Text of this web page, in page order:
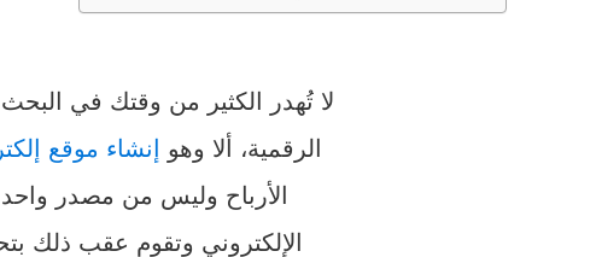
لا تُهدر الكثير من وقتك في
الرقمية، ألا وهو
إنشاء موقع
الأرباح وليس من مصدر
الإلكتروني وتقوم عقب ذلك